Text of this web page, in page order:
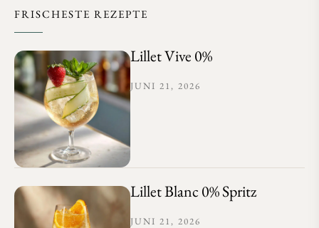
FRISCHESTE REZEPTE
Lillet Vive 0%
JUNI 21, 2026
Lillet Blanc 0% Spritz
JUNI 21, 2026